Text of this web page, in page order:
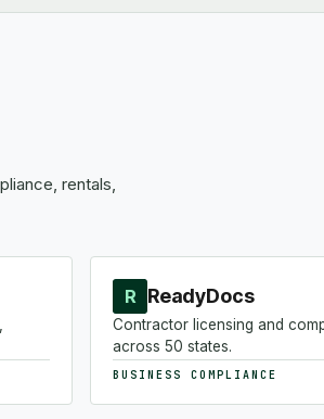
rentals,
R ReadyDocs
Contractor licensing and
across 50 states.
BUSINESS COMPLIANCE